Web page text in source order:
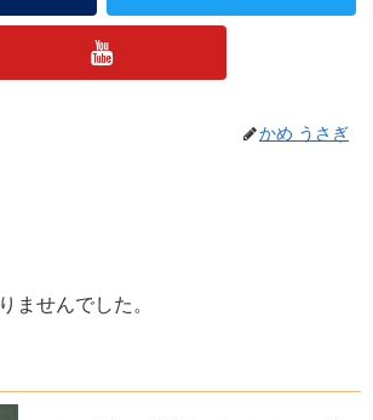
かめ うさぎ
ませんでした。